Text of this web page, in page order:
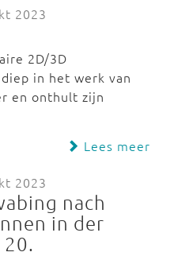
2023
2D/3D
in het werk van
en onthult zijn
Lees meer
2023
nach
in der